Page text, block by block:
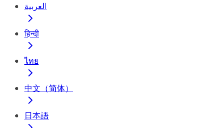
العربية
हिन्दी
ไทย
中文（简体）
日本語